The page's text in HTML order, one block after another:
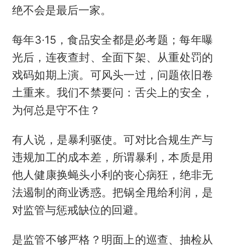
绝不会是最后一家。
每年3·15，食品安全都是必考题；每年曝
光后，连夜查封、全面下架、从重处罚的
戏码如期上演。可风头一过，问题依旧卷
土重来。我们不禁要问：舌尖上的安全，
为何总是守不住？
有人说，是暴利驱使。可对比合规生产与
违规加工的成本差，所谓暴利，本质是用
他人健康换蝇头小利的丧心病狂，绝非无
法遏制的商业诱惑。把锅全甩给利润，是
对监管与惩戒缺位的回避。
是监管不够严格？明面上的巡查、抽检从